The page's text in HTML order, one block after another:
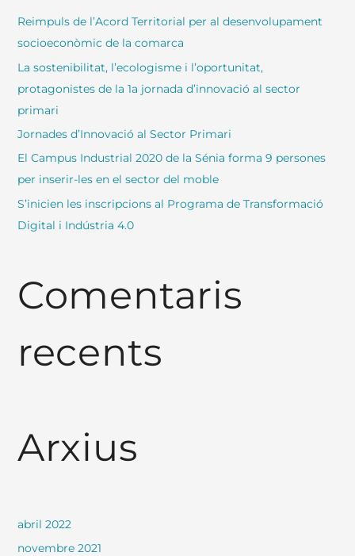
Reimpuls de l’Acord Territorial per al desenvolupament
socioeconòmic de la comarca
La sostenibilitat, l’ecologisme i l’oportunitat,
protagonistes de la 1a jornada d’innovació al sector
primari
Jornades d’Innovació al Sector Primari
El Campus Industrial 2020 de la Sénia forma 9 persones
per inserir-les en el sector del moble
S’inicien les inscripcions al Programa de Transformació
Digital i Indústria 4.0
Comentaris
recents
Arxius
abril 2022
novembre 2021